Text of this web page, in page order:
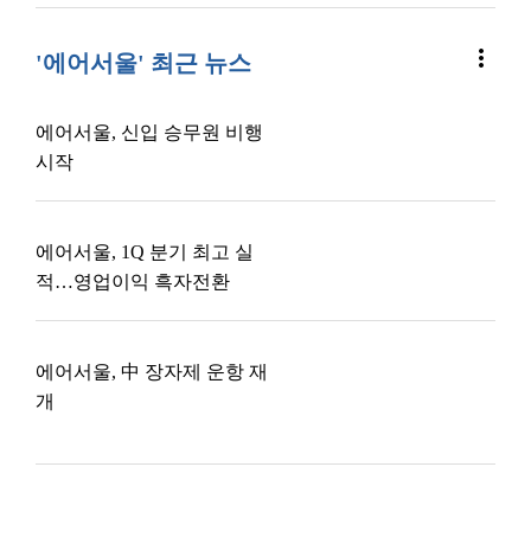
'에어서울' 최근 뉴스 more_vert
에어서울, 신입 승무원 비행
시작
에어서울, 1Q 분기 최고 실
적…영업이익 흑자전환
에어서울, 中 장자제 운항 재
개